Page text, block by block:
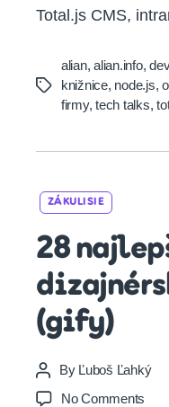
Total.js CMS,
Tags
alian,alian.info,
knižnice, node.js,
firmy,tech talks,
ZÁKULISIE
28
(gify)
Post
author
By Ľuboš Ľahký
No Comments